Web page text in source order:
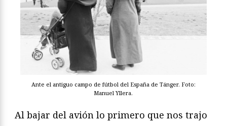
Ante el antiguo campo de fútbol del España de Tánger. Foto:
Manuel Yllera.
Al bajar del avión lo primero que nos trajo